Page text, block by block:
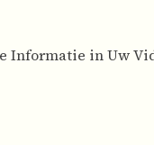
Informatie in Uw